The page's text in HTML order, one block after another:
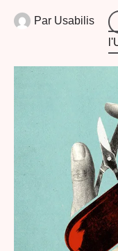
Par Usabilis